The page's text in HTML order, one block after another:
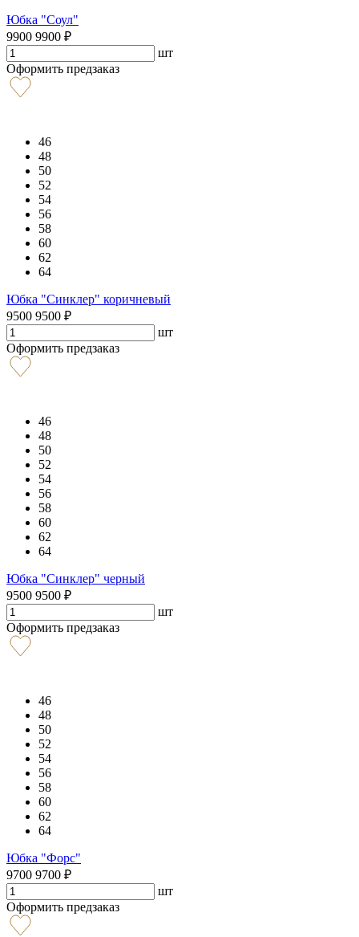
Юбка "Соул"
9900 9900 ₽
шт
Оформить предзаказ
46
48
50
52
54
56
58
60
62
64
Юбка "Синклер" коричневый
9500 9500 ₽
шт
Оформить предзаказ
46
48
50
52
54
56
58
60
62
64
Юбка "Синклер" черный
9500 9500 ₽
шт
Оформить предзаказ
46
48
50
52
54
56
58
60
62
64
Юбка "Форс"
9700 9700 ₽
шт
Оформить предзаказ